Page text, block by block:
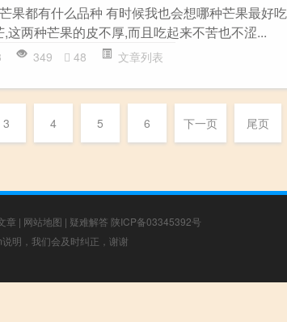
果都有什么品种 有时候我也会想哪种芒果最好
这两种芒果的皮不厚,而且吃起来不苦也不涩...
349 48 文章列表
3 4 5 6 下一页 尾页
章 | 网站地图 | 疑难解答 陕ICP备03345392号
明，我们会及时纠正，谢谢